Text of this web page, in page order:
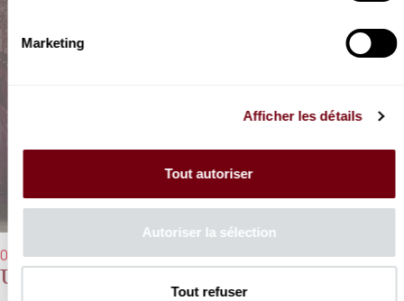
Marketing
Afficher les détails
Tout autoriser
Autoriser la sélection
Tout refuser
Un Rigoletto
06/02/2022 → 13/02/2022 - 16h00